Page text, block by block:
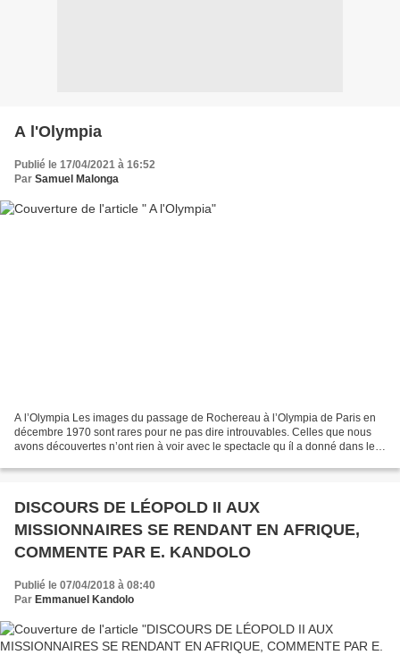
A l'Olympia
Publié le 17/04/2021 à 16:52
Par Samuel Malonga
A l’Olympia Les images du passage de Rochereau à l’Olympia de Paris en
décembre 1970 sont rares pour ne pas dire introuvables. Celles que nous
avons découvertes n’ont rien à voir avec le spectacle qu íl a donné dans le
DISCOURS DE LÉOPOLD II AUX
MISSIONNAIRES SE RENDANT EN AFRIQUE,
COMMENTE PAR E. KANDOLO
Publié le 07/04/2018 à 08:40
Par Emmanuel Kandolo